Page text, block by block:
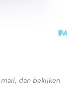
dan bekijken